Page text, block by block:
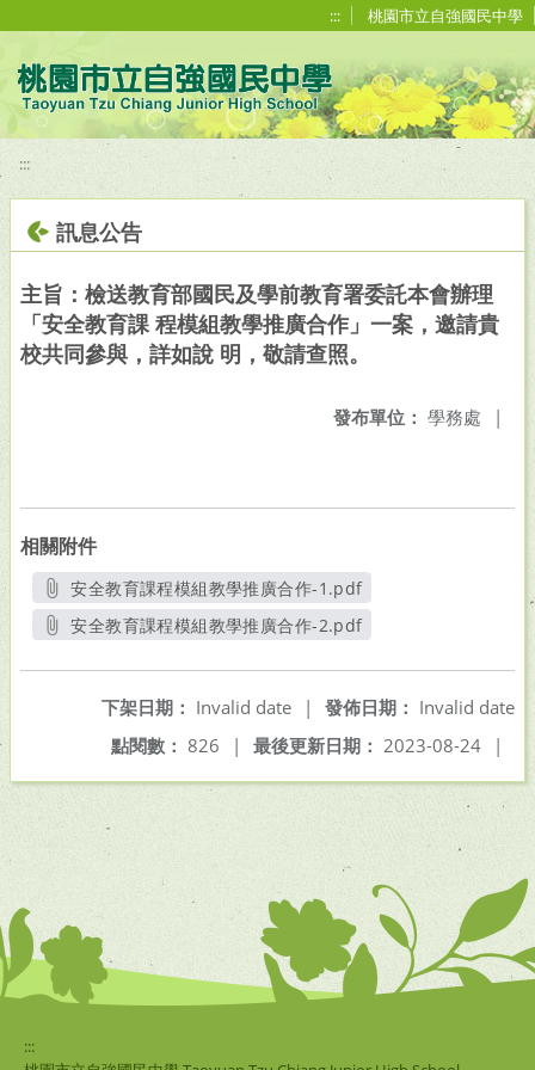
::: 桃園市立自強國民中學
:::
訊息公告
主旨：檢送教育部國民及學前教育署委託本會辦理
「安全教育課 程模組教學推廣合作」一案，邀請貴
校共同參與，詳如說 明，敬請查照。
發布單位： 學務處 |
相關附件
安全教育課程模組教學推廣合作-1.pdf
另開新視窗
安全教育課程模組教學推廣合作-2.pdf
發佈日期： Invalid date
下架日期： Invalid date
|
最後更新日期： 2023-08-24 |
點閱數： 826 |
:::